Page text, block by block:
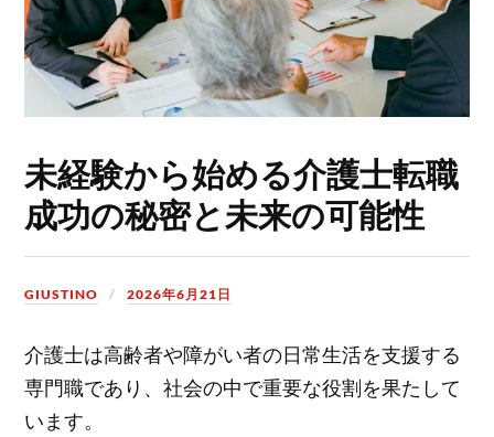
未経験から始める介護士転職
成功の秘密と未来の可能性
GIUSTINO 2026年6月21日
介護士は高齢者や障がい者の日常生活を支援する
専門職であり、社会の中で重要な役割を果たして
います。